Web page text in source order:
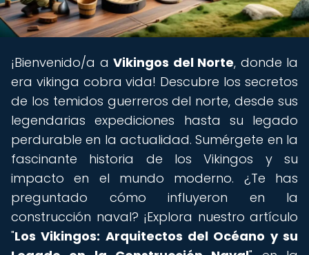
¡Bienvenido/a a Vikingos del Norte, donde la
era vikinga cobra vida! Descubre los secretos
de los temidos guerreros del norte, desde sus
legendarias expediciones hasta su legado
perdurable en la actualidad. Sumérgete en la
fascinante historia de los Vikingos y su
impacto en el mundo moderno. ¿Te has
preguntado cómo influyeron en la
construcción naval? ¡Explora nuestro artículo
"Los Vikingos: Arquitectos del Océano y su